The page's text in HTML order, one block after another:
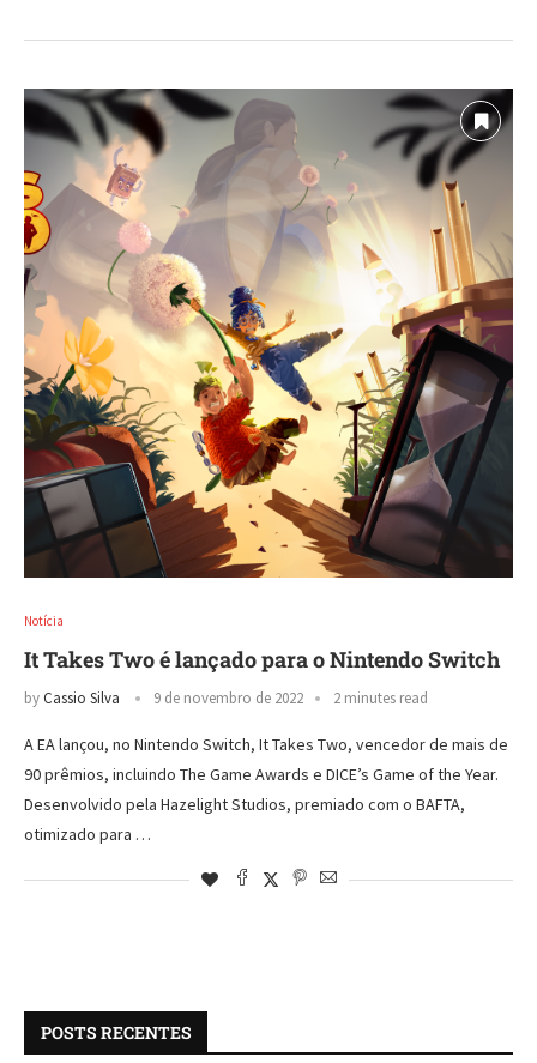
Notícia
It Takes Two é lançado para o Nintendo Switch
byCassio Silva 9 de novembro de 2022 2 minutes read
A EA lançou, no Nintendo Switch, It Takes Two, vencedor de mais de
90 prêmios, incluindo The Game Awards e DICE’s Game of the Year.
Desenvolvido pela Hazelight Studios, premiado com o BAFTA,
otimizado para …
POSTS RECENTES